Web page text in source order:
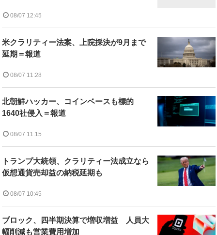
08/07 12:45
米クラリティー法案、上院採決が9月まで
延期＝報道
08/07 11:28
北朝鮮ハッカー、コインベースも標的
1640社侵入＝報道
08/07 11:15
トランプ大統領、クラリティー法成立なら
仮想通貨売却益の納税延期も
08/07 10:45
ブロック、四半期決算で増収増益 人員大
幅削減も営業費用増加